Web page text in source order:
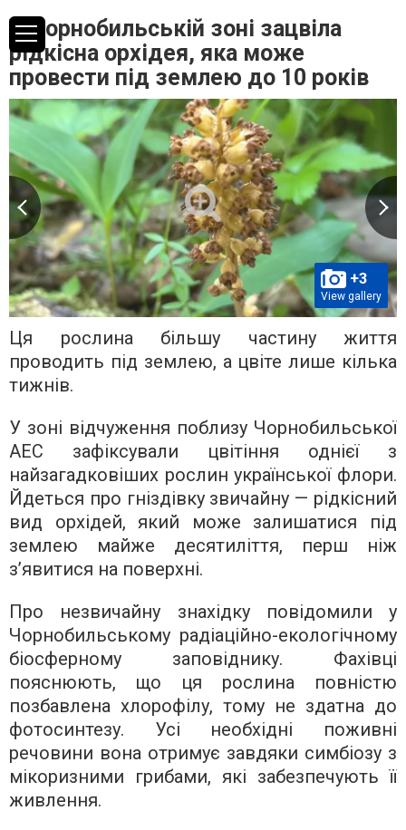
У Чорнобильській зоні зацвіла
рідкісна орхідея, яка може
провести під землею до 10 років
+3
View gallery
Ця рослина більшу частину життя
проводить під землею, а цвіте лише кілька
тижнів.
У зоні відчуження поблизу Чорнобильської
АЕС зафіксували цвітіння однієї з
найзагадковіших рослин української флори.
Йдеться про гніздівку звичайну — рідкісний
вид орхідей, який може залишатися під
землею майже десятиліття, перш ніж
з’явитися на поверхні.
Про незвичайну знахідку повідомили у
Чорнобильському радіаційно-екологічному
біосферному заповіднику. Фахівці
пояснюють, що ця рослина повністю
позбавлена хлорофілу, тому не здатна до
фотосинтезу. Усі необхідні поживні
речовини вона отримує завдяки симбіозу з
мікоризними грибами, які забезпечують її
живлення.